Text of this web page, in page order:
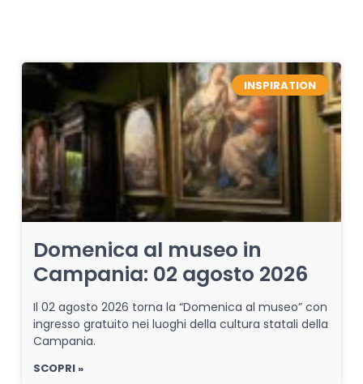
INSPIRATION
Domenica al museo in
Campania: 02 agosto 2026
Il 02 agosto 2026 torna la “Domenica al museo” con
ingresso gratuito nei luoghi della cultura statali della
Campania.
SCOPRI »